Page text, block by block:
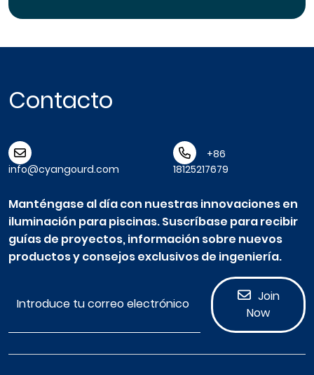
Contacto
info@cyangourd.com
+86
18125217679
Manténgase al día con nuestras innovaciones en
iluminación para piscinas. Suscríbase para recibir
guías de proyectos, información sobre nuevos
productos y consejos exclusivos de ingeniería.
Join
Now